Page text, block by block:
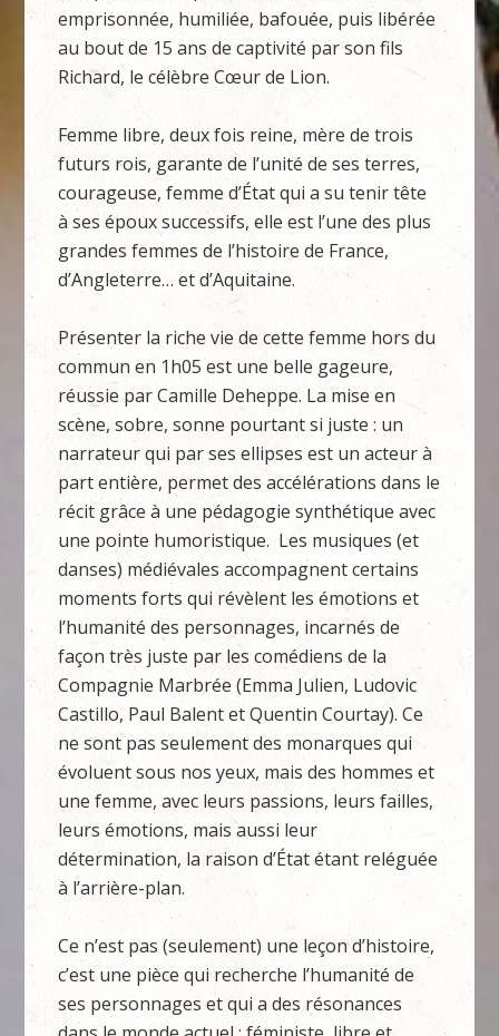
emprisonnée, humiliée, bafouée, puis libérée
au bout de 15 ans de captivité par son fils
Richard, le célèbre Cœur de Lion.
Femme libre, deux fois reine, mère de trois
futurs rois, garante de l’unité de ses terres,
courageuse, femme d’État qui a su tenir tête
à ses époux successifs, elle est l’une des plus
grandes femmes de l’histoire de France,
d’Angleterre… et d’Aquitaine.
Présenter la riche vie de cette femme hors du
commun en 1h05 est une belle gageure,
réussie par Camille Deheppe. La mise en
scène, sobre, sonne pourtant si juste : un
narrateur qui par ses ellipses est un acteur à
part entière, permet des accélérations dans le
récit grâce à une pédagogie synthétique avec
une pointe humoristique. Les musiques (et
danses) médiévales accompagnent certains
moments forts qui révèlent les émotions et
l’humanité des personnages, incarnés de
façon très juste par les comédiens de la
Compagnie Marbrée (Emma Julien, Ludovic
Castillo, Paul Balent et Quentin Courtay). Ce
ne sont pas seulement des monarques qui
évoluent sous nos yeux, mais des hommes et
une femme, avec leurs passions, leurs failles,
leurs émotions, mais aussi leur
détermination, la raison d’État étant reléguée
à l’arrière-plan.
Ce n’est pas (seulement) une leçon d’histoire,
c’est une pièce qui recherche l’humanité de
ses personnages et qui a des résonances